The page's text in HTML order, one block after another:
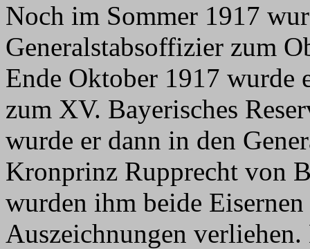
Noch im Sommer 1917
Generalstabsoffizier zum
Ende Oktober 1917 wurde
zum XV. Bayerisches
wurde er dann in den
Kronprinz Rupprecht von
wurden ihm beide
Auszeichnungen